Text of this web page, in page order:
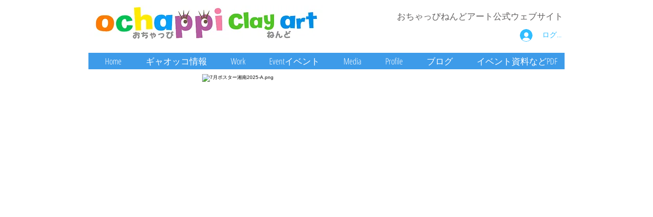
おちゃっぴねんどアート公式ウェブサイト
ログイン
Home ギャオッコ情報 Work Eventイベント Media Profile ブログ イベント資料などPDF